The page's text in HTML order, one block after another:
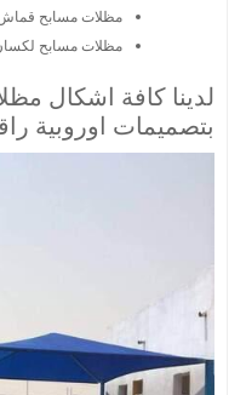
مظلات مسابح
مظلات مسابح
لدينا كافة اشكال
بتصميمات اوروبية